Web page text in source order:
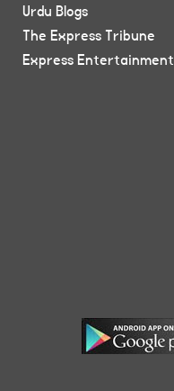
Urdu Blogs
The Express Tribune
Express Entertainment